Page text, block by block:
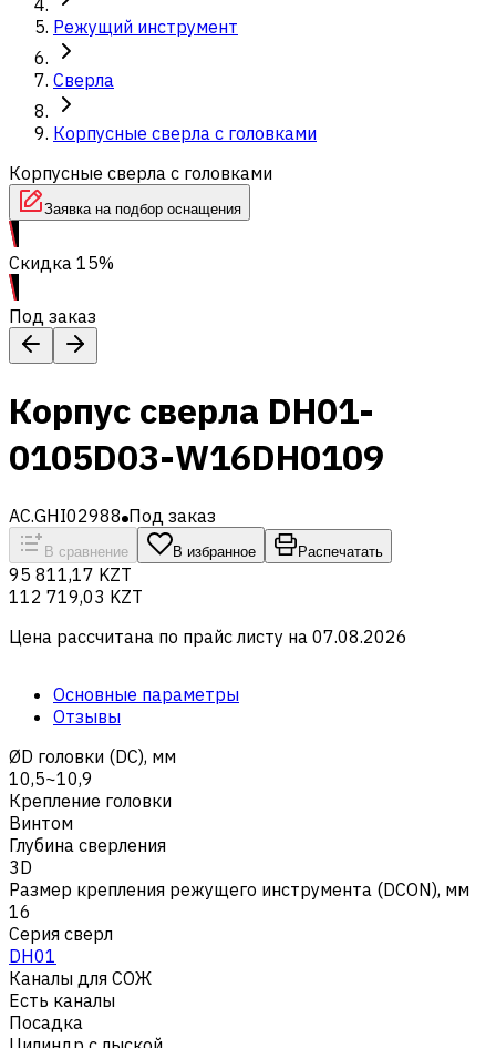
Режущий инструмент
Сверла
Корпусные сверла с головками
Корпусные сверла с головками
Заявка на подбор оснащения
Скидка 15%
Под заказ
Корпус сверла DH01-
0105D03-W16DH0109
AC.GHI02988 Под заказ
В сравнение В избранное Распечатать
95 811,17 KZT
112 719,03 KZT
Цена рассчитана по прайс листу на 07.08.2026
Основные параметры
Отзывы
ØD головки (DC), мм
10,5~10,9
Крепление головки
Винтом
Глубина сверления
3D
Размер крепления режущего инструмента (DCON), мм
16
Серия сверл
DH01
Каналы для СОЖ
Есть каналы
Посадка